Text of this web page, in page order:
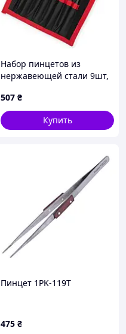
Набор пинцетов из
нержавеющей стали 9шт,
покрытие,
радиотехнические (чехол)
INTERTOOL
507 ₴
Купить
Пинцет 1PK-119T
475 ₴